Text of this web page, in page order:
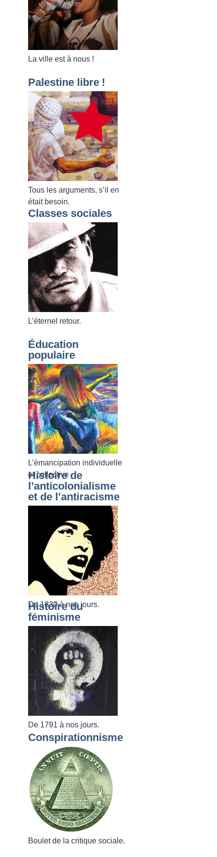
La ville est à nous !
Palestine libre !
Tous les arguments, s’il en
était besoin.
Classes sociales
L’éternel retour.
Éducation
populaire
L’émancipation individuelle
et collective
Histoire de
l’anticolonialisme
et de l’antiracisme
De 1830 à nos jours.
Histoire du
féminisme
De 1791 à nos jours.
Conspirationnisme
Boulet de la critique sociale.